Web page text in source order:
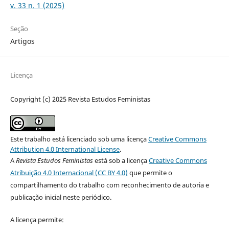
v. 33 n. 1 (2025)
Seção
Artigos
Licença
Copyright (c) 2025 Revista Estudos Feministas
Este trabalho está licenciado sob uma licençaCreative Commons
Attribution 4.0 International License.
ARevista Estudos Feministasestá sob a licençaCreative Commons
Atribuição 4.0 Internacional (CC BY 4.0) que permite o
compartilhamento do trabalho com reconhecimento de autoria e
publicação inicial neste periódico.
A licença permite: